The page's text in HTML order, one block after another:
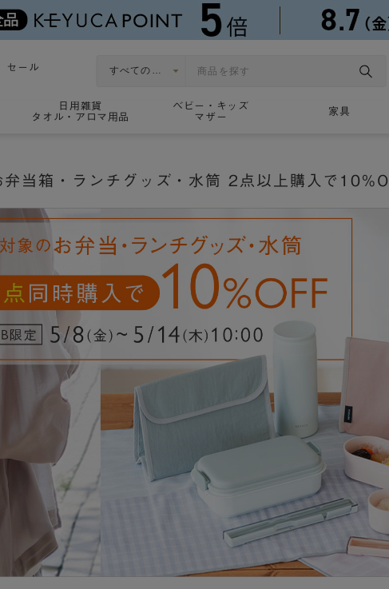
セール
日用雑貨
タオル・アロマ用品
ベビー・キッズ
マザー
家具
弁当箱・ランチグッズ・水筒 2点以上購入で